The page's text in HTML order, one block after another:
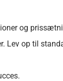
og
Lev op til